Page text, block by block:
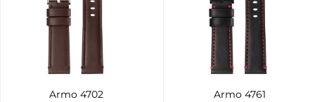
Armo 4702 Armo 4761